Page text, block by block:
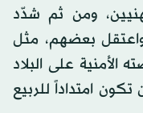
ومن ثم شدّد
بعضهم، مثل
على البلاد
امتداداً للربيع